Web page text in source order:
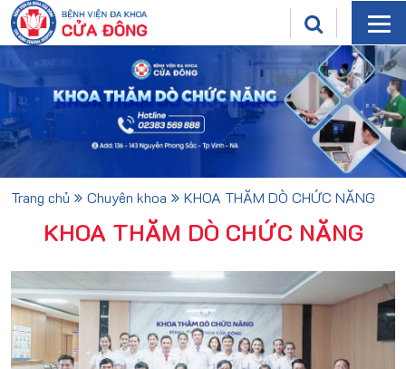
Trang chủ Chuyên khoa KHOA THĂM DÒ CHỨC NĂNG
KHOA THĂM DÒ CHỨC NĂNG